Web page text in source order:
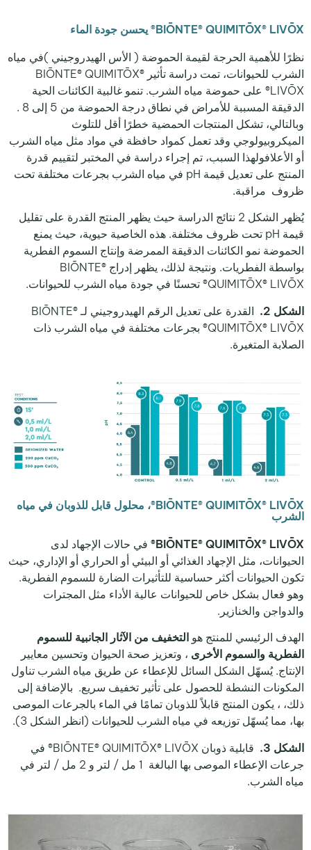
BIŌNTE® QUIMITŌX® LIVŌX® يحسن جودة الماء
نظرًا للأهمية الحرجة لقيمة الحموضة (الأس الهيدروجيني )في مياه
الشرب للحيوانات، تمت دراسة تأثير BIŌNTE® QUIMITŌX®
LIVŌX® على حموضة مياه الشرب. تنمو غالبية الكائنات الحية
الدقيقة المسببة للأمراض في نطاق درجة الحموضة من 5 إلى 8 .
وبالتالي، تشكل المنتجات الحمضية خطرًا أقل للتلوث
الميكروبيولوجي وقد تعمل كمواد حافظة في مواد مثل مياه الشرب
أو الأعلافولهذا السبب، تم إجراء دراسة في المختبر لتقييم قدرة
المنتج على تعديل قيمة pH في مياه الشرب بجرعات مختلفة تحت
ظروف مراقبة.
يُظهر الشكل 2 نتائج الدراسة حيث يظهر المنتج القدرة على تقليل
قيمة pH تحت ظروف مختلفة. هذه الخاصية حيوية، حيث يمنع
الحموضة نمو الكائنات الدقيقة الممرضة وإنتاج السموم الفطرية
بواسطة الفطريات. ونتيجة لذلك، يظهر إدراج BIŌNTE®
QUIMITŌX® LIVŌX® تحسنًا في جودة مياه الشرب للحيوانات.
الشكل 2.
القدرة على تعديل الرقم الهيدروجيني لـ BIŌNTE®
QUIMITŌX® LIVŌX® بجرعات مختلفة في مياه الشرب ذات
الصلابة المتغيرة.
BIŌNTE® QUIMITŌX® LIVŌX®، محلول قابل للذوبان في مياه
الشرب
BIŌNTE® QUIMITŌX® LIVŌX®
في حالات الإجهاد لدى
الحيوانات، مثل الإجهاد الغذائي أو البيئي أو الحراري أو الإداري، حيث
تكون الحيوانات أكثر حساسية للتأثيرات الضارة للسموم الفطرية.
وهو فعال بشكل خاص للحيوانات عالية الأداء مثل المجترات
والدواجن والخنازير.
الهدف الرئيسي للمنتج هو التخفيف من الآثار الجانبية للسموم
الفطرية والسموم الأخرى ، وتعزيز صحة الحيوان وتحسين معايير
الإنتاج. يُسهّل الشكل السائل للإعطاء عن طريق مياه الشرب تناول
المكونات النشطة للحصول على تأثير تخفيف سريع. بالإضافة إلى
ذلك، ، يكون المنتج قابلاً للذوبان تمامًا في الماء بالجرعات الموصى
بها، مما يُسهّل توزيعه في مياه الشرب للحيوانات (انظر الشكل 3).
الشكل 3.
قابلية ذوبان BIŌNTE® QUIMITŌX® LIVŌX® في
جرعات الإعطاء الموصى بها البالغة 1 مل / لتر و 2 مل / لتر في
مياه الشرب.